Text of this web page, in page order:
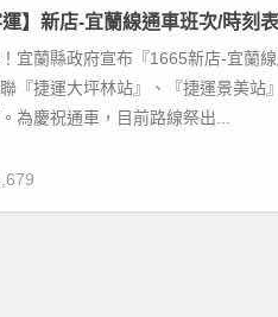
運】新店-宜蘭線通車班次/時刻
宜蘭縣政府宣布『1665新店-宜蘭
『捷運大坪林站』、『捷運景美站
為慶祝通車，目前路線祭出...